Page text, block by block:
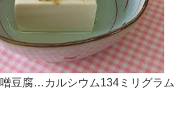
豆腐…カルシウム134ミリグラム